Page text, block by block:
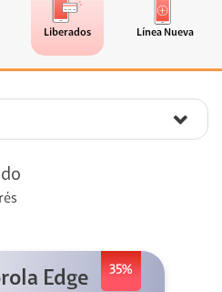
Liberados Línea Nueva
35%
Edge